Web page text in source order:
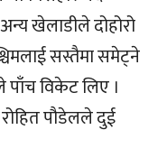
खेलाडीले दोहोरो
सस्तैमा समेट्ने
पाँच विकेट लिए ।
पौडेलले दुई